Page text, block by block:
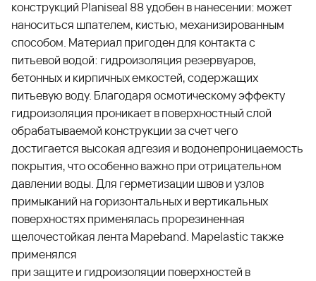
конструкций Planiseal 88 удобен в нанесении: может
наноситься шпателем, кистью, механизированным
способом. Материал пригоден для контакта с
питьевой водой: гидроизоляция резервуаров,
бетонных и кирпичных емкостей, содержащих
питьевую воду. Благодаря осмотическому эффекту
гидроизоляция проникает в поверхностный слой
обрабатываемой конструкции за счет чего
достигается высокая адгезия и водонепроницаемость
покрытия, что особенно важно при отрицательном
давлении воды. Для герметизации швов и узлов
примыканий на горизонтальных и вертикальных
поверхностях применялась прорезиненная
щелочестойкая лента Mapeband. Mapelastic также
применялся
при защите и гидроизоляции поверхностей в